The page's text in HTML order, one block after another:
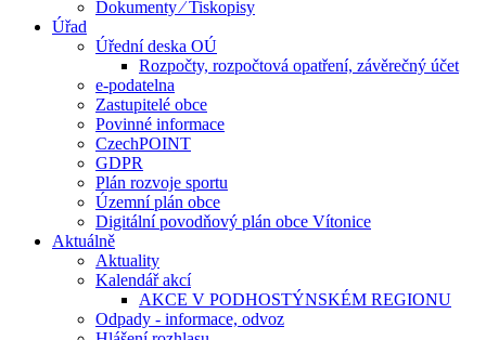
Dokumenty ⁄ Tiskopisy
Úřad
Úřední deska OÚ
Rozpočty, rozpočtová opatření, závěrečný účet
e-podatelna
Zastupitelé obce
Povinné informace
CzechPOINT
GDPR
Plán rozvoje sportu
Územní plán obce
Digitální povodňový plán obce Vítonice
Aktuálně
Aktuality
Kalendář akcí
AKCE V PODHOSTÝNSKÉM REGIONU
Odpady - informace, odvoz